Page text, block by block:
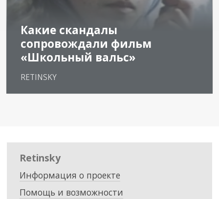
Какие скандалы
сопровождали фильм
«Школьный вальс»
RETINSKY
Retinsky
Информация о проекте
Помощь и возможности